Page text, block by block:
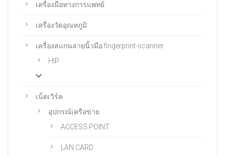
เครื่องมือทางการแพทย์
เครื่องวัดอุณหภูมิ
เครื่องสแกนลายนิ้วมือ fingerprint-scanner
HIP
เน็ตเวิร์ค
อุปกรณ์เครือข่าย
ACCESS POINT
LAN CARD